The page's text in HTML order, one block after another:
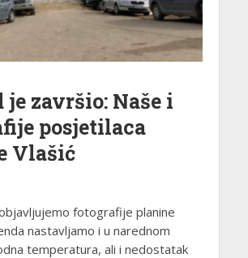
završio: Naše i
posjetilaca
Vlašić
fotografije planine
nastavljamo i u narednom
temperatura, ali i nedostatak